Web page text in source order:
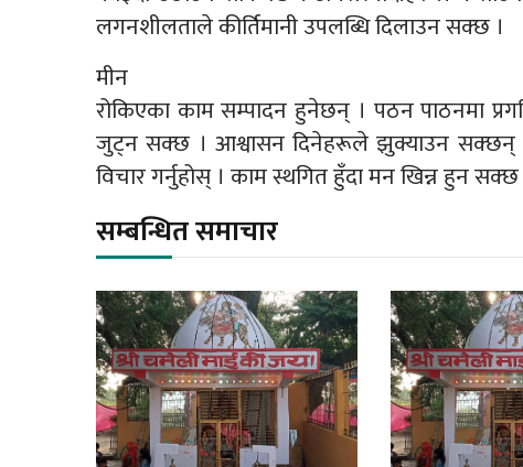
लगनशीलताले कीर्तिमानी उपलब्धि दिलाउन सक्छ ।
मीन
रोकिएका काम सम्पादन हुनेछन् । पठन पाठनमा
जुट्न सक्छ । आश्वासन दिनेहरूले झुक्याउन सक्छन् ।
विचार गर्नुहोस् । काम स्थगित हुँदा मन खिन्न हुन सक्छ
सम्बन्धित समाचार